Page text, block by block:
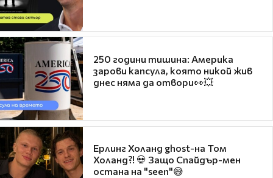
250 години тишина: Америка
зарови капсула, която никой жив
днес няма да отвори👀💥
Ерлинг Холанд ghost-на Том
Холанд?! 💀 Защо Спайдър-мен
остана на "seen"😅